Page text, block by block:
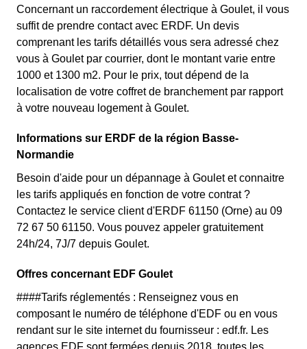
Concernant un raccordement électrique à Goulet, il vous
suffit de prendre contact avec ERDF. Un devis
comprenant les tarifs détaillés vous sera adressé chez
vous à Goulet par courrier, dont le montant varie entre
1000 et 1300 m2. Pour le prix, tout dépend de la
localisation de votre coffret de branchement par rapport
à votre nouveau logement à Goulet.
Informations sur ERDF de la région Basse-
Normandie
Besoin d'aide pour un dépannage à Goulet et connaitre
les tarifs appliqués en fonction de votre contrat ?
Contactez le service client d'ERDF 61150 (Orne) au 09
72 67 50 61150. Vous pouvez appeler gratuitement
24h/24, 7J/7 depuis Goulet.
Offres concernant EDF Goulet
####Tarifs réglementés : Renseignez vous en
composant le numéro de téléphone d'EDF ou en vous
rendant sur le site internet du fournisseur : edf.fr. Les
agences EDF sont fermées depuis 2018, toutes les